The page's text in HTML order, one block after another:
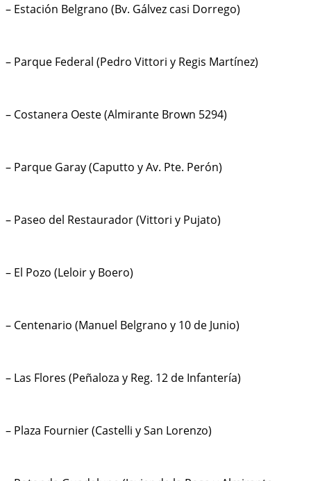
– Estación Belgrano (Bv. Gálvez casi Dorrego)
– Parque Federal (Pedro Vittori y Regis Martínez)
– Costanera Oeste (Almirante Brown 5294)
– Parque Garay (Caputto y Av. Pte. Perón)
– Paseo del Restaurador (Vittori y Pujato)
– El Pozo (Leloir y Boero)
– Centenario (Manuel Belgrano y 10 de Junio)
– Las Flores (Peñaloza y Reg. 12 de Infantería)
– Plaza Fournier (Castelli y San Lorenzo)